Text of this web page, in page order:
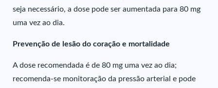
seja necessário, a dose pode ser aumentada para 80 mg
uma vez ao dia.
Prevenção de lesão do coração e mortalidade
A dose recomendada é de 80 mg uma vez ao dia;
recomenda-se monitoração da pressão arterial e pode